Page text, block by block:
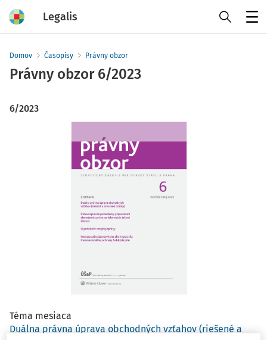
Legalis
Domov Časopisy Právny obzor
Právny obzor 6/2023
6/2023
Téma mesiaca
Duálna právna úprava obchodných vzťahov (riešené a